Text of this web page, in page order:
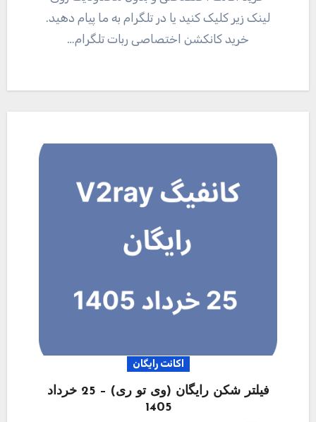
لینک زیر کلیک کنید یا در تلگرام به ما پیام دهید.
خرید کانکشن اختصاصی ربات تلگرام…
اکانت رایگان
فیلتر شکن رایگان (وی تو ری) – 25 خرداد
1405